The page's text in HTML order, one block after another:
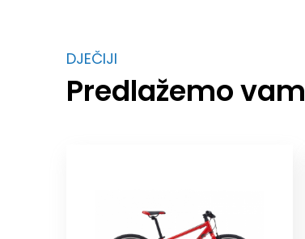
DJEČIJI
Predlažemo vam